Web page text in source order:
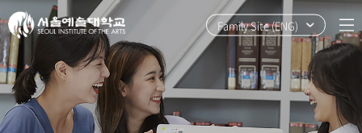
문
바
로
가
기
메
뉴
바
로
가
기
Family Site (ENG)